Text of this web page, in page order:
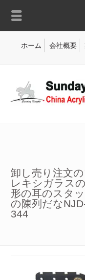
ホーム 会社概要
卸し売り注文
レキシガラス
形の耳のスタ
の陳列だな
344